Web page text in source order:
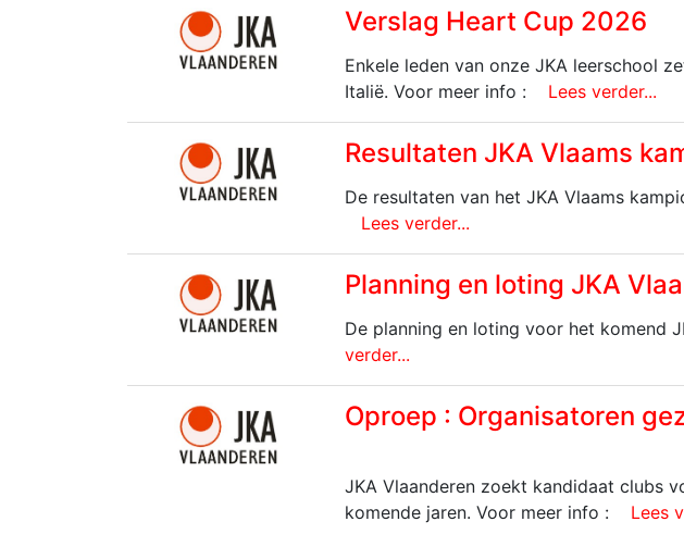
Verslag Heart Cup 2026
Enkele leden van onze JKA leerschool
Italië. Voor meer info :
Lees verder...
Resultaten JKA Vlaams
De resultaten van het JKA Vlaams
Lees verder...
Planning en loting JKA
De planning en loting voor het komend
verder...
Oproep : Organisatoren
JKA Vlaanderen zoekt kandidaat clubs
komende jaren. Voor meer info :
Lees